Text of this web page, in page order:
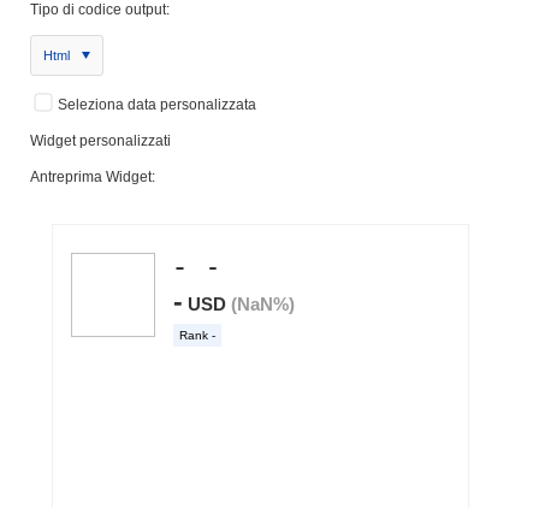
Tipo di codice output:
Html
Seleziona data personalizzata
Widget personalizzati
Antreprima Widget: